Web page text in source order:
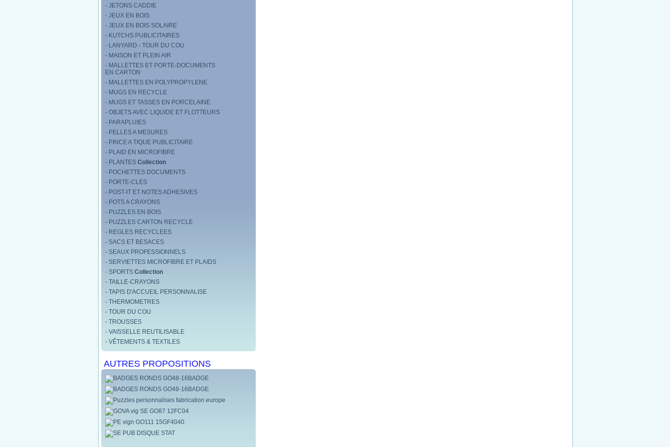
- JETONS CADDIE
- JEUX EN BOIS
- JEUX EN BOIS SOLAIRE
- KUTCHS PUBLICITAIRES
- LANYARD - TOUR DU COU
- MAISON ET PLEIN AIR
- MALLETTES ET PORTE-DOCUMENTS
EN CARTON
- MALLETTES EN POLYPROPYLENE
- MUGS EN RECYCLE
- MUGS ET TASSES EN PORCELAINE
- OBJETS AVEC LIQUIDE ET FLOTTEURS
- PARAPLUIES
- PELLES A MESURES
- PINCE A TIQUE PUBLICITAIRE
- PLAID EN MICROFIBRE
- PLANTES Collection
- POCHETTES DOCUMENTS
- PORTE-CLES
- POST-IT ET NOTES ADHESIVES
- POTS A CRAYONS
- PUZZLES EN BOIS
- PUZZLES CARTON RECYCLE
- REGLES RECYCLEES
- SACS ET BESACES
- SEAUX PROFESSIONNELS
- SERVIETTES MICROFIBRE ET PLAIDS
- SPORTS Collection
- TAILLE-CRAYONS
- TAPIS D'ACCUEIL PERSONNALISE
- THERMOMETRES
- TOUR DU COU
- TROUSSES
- VAISSELLE REUTILISABLE
- VÊTEMENTS & TEXTILES
AUTRES PROPOSITIONS